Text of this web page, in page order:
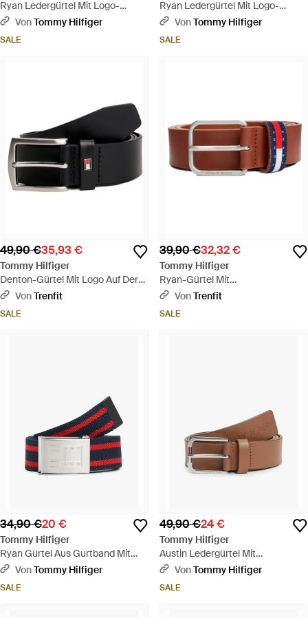
Ryan Ledergürtel Mit Logo-
Schlaufe - Schwarz
VonTommy Hilfiger
SALE
Ryan Ledergürtel Mit Logo-
Schlaufe - Braun
VonTommy Hilfiger
SALE
49,90 €35,93 €
Tommy Hilfiger
Denton-Gürtel Mit Logo Auf Der
Schlaufe - Schwarz
VonTrenfit
SALE
39,90 €32,32 €
Tommy Hilfiger
Ryan-Gürtel Mit
Charakteristischer Schlaufe - Rot
VonTrenfit
SALE
34,90 €20 €
Tommy Hilfiger
Ryan Gürtel Aus Gurtband Mit
Streifen - Blau
VonTommy Hilfiger
SALE
49,90 €24 €
Tommy Hilfiger
Austin Ledergürtel Mit
Geprägtem Logo - Braun
VonTommy Hilfiger
SALE